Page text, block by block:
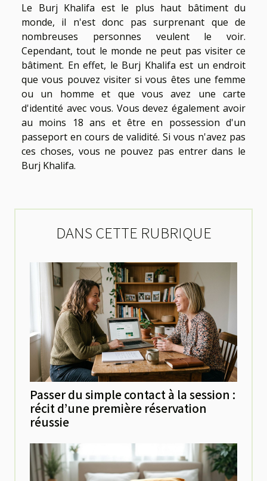
Le Burj Khalifa est le plus haut bâtiment du
monde, il n'est donc pas surprenant que de
nombreuses personnes veulent le voir.
Cependant, tout le monde ne peut pas visiter ce
bâtiment. En effet, le Burj Khalifa est un endroit
que vous pouvez visiter si vous êtes une femme
ou un homme et que vous avez une carte
d'identité avec vous. Vous devez également avoir
au moins 18 ans et être en possession d'un
passeport en cours de validité. Si vous n'avez pas
ces choses, vous ne pouvez pas entrer dans le
Burj Khalifa.
DANS CETTE RUBRIQUE
Passer du simple contact à la session :
récit d’une première réservation
réussie